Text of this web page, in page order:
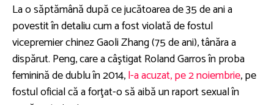
La o săptămână după ce jucătoarea de 35 de ani a
povestit în detaliu cum a fost violată de fostul
vicepremier chinez Gaoli Zhang (75 de ani), tânăra a
dispărut. Peng, care a câştigat Roland Garros în proba
feminină de dublu în 2014,l-a acuzat, pe 2 noiembrie, pe
fostul oficial că a forţat-o să aibă un raport sexual în